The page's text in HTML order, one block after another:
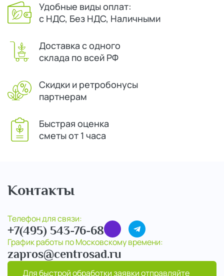
Удобные виды оплат:
с НДС, Без НДС, Наличными
Доставка с одного
склада по всей РФ
Скидки и ретробонусы
партнерам
Быстрая оценка
сметы от 1 часа
Контакты
Телефон для связи:
+7(495) 543-76-68
График работы по Московскому времени:
zapros@centrosad.ru
Для быстрой обработки заявки отправляйте